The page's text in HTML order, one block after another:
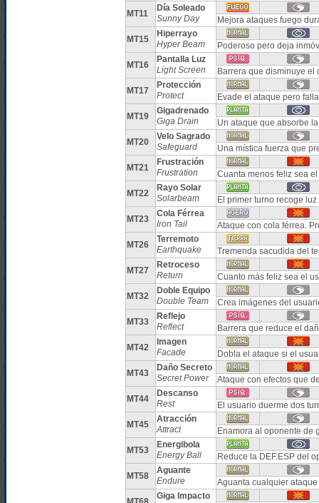
MT11
Día Soleado
Sunny Day
Mejora ataques fuego
MT15
Hiperrayo
Hyper Beam
Poderoso pero deja
MT16
Pantalla Luz
Light Screen
Barrera que disminuye
MT17
Protección
Protect
Evade el ataque pero
MT19
Gigadrenado
Giga Drain
Un ataque que absorbe
MT20
Velo Sagrado
Safeguard
Una mística fuerza que
MT21
Frustración
Frustration
Cuanta menos feliz sea
MT22
Rayo Solar
Solarbeam
El primer turno recoge
MT23
Cola Férrea
Iron Tail
Ataque con cola férrea.
MT26
Terremoto
Earthquake
Tremenda sacudida del
MT27
Retroceso
Return
Cuanto más feliz sea el
MT32
Doble Equipo
Double Team
Crea imágenes del
MT33
Reflejo
Reflect
Barrera que reduce el
MT42
Imagen
Facade
Dobla el ataque si el
MT43
Daño Secreto
Secret Power
Ataque con efectos que
MT44
Descanso
Rest
El usuario duerme dos
MT45
Atracción
Attract
Enamora al oponente de
MT53
Energibola
Energy Ball
Reduce la DEF.ESP del
MT58
Aguante
Endure
Aguanta cualquier
Giga Impacto